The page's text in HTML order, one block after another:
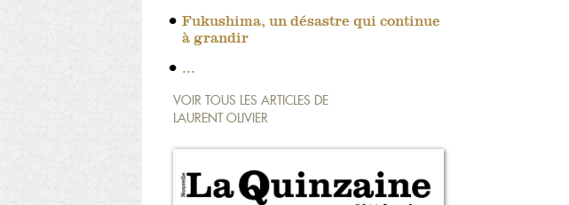
Fukushima, un désastre qui continue
à grandir
…
VOIR TOUS LES ARTICLES DE
LAURENT OLIVIER